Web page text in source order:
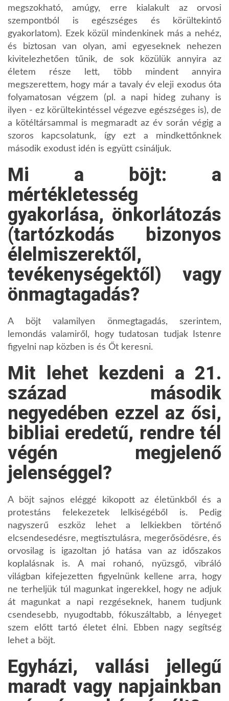
megszokható, amúgy, erre kialakult az orvosi
szempontból is egészséges és körültekintő
gyakorlatom). Ezek közül mindenkinek más a nehéz,
és biztosan van olyan, ami egyeseknek nehezen
kivitelezhetően tűnik, de sok közülük annyira az
életem része lett, több mindent annyira
megszerettem, hogy már a tavaly év eleji exodus óta
folyamatosan végzem (pl. a napi hideg zuhany is
ilyen - ez körültekintéssel végezve egészséges is), de
a kötéltársammal is megmaradt az év során végig a
szoros kapcsolatunk, így ezt a mindkettőnknek
második exodust idén is együtt csináljuk.
Mi a böjt: a
mértékletesség
gyakorlása, önkorlátozás
(tartózkodás bizonyos
élelmiszerektől,
tevékenységektől) vagy
önmagtagadás?
A böjt valamilyen önmegtagadás, szerintem,
lemondás valamiről, hogy tudatosan tudjak Istenre
figyelni nap közben is és Őt keresni.
Mit lehet kezdeni a 21.
század második
negyedében ezzel az ősi,
bibliai eredetű, rendre tél
végén megjelenő
jelenséggel?
A böjt sajnos eléggé kikopott az életünkből és a
protestáns felekezetek lelkiségéből is. Pedig
nagyszerű eszköz lehet a lelkiekben történő
elcsendesedésre, megtisztulásra, megerősödésre, és
orvosilag is igazoltan jó hatása van az időszakos
koplalásnak is. A mai rohanó, nyüzsgő, vibráló
világban kifejezetten figyelnünk kellene arra, hogy
ne terheljük túl magunkat ingerekkel, hogy ne adjuk
át magunkat a napi rezgéseknek, hanem tudjunk
csendesebb, nyugodtabb, fókuszáltabb, a lényeget
szem előtt tartó életet élni. Ebben nagy segítség
lehet a böjt.
Egyházi, vallási jellegű
maradt vagy napjainkban